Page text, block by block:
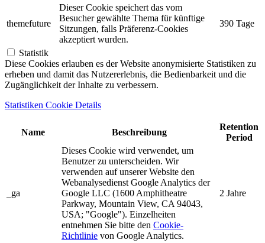
themefuture
Dieser Cookie speichert das vom
Besucher gewählte Thema für künftige
Sitzungen, falls Präferenz-Cookies
akzeptiert wurden.
390 Tage
Statistik
Diese Cookies erlauben es der Website anonymisierte Statistiken zu
erheben und damit das Nutzererlebnis, die Bedienbarkeit und die
Zugänglichkeit der Inhalte zu verbessern.
Statistiken Cookie Details
Name Beschreibung
Retention
Period
_ga
Dieses Cookie wird verwendet, um
Benutzer zu unterscheiden. Wir
verwenden auf unserer Website den
Webanalysedienst Google Analytics der
Google LLC (1600 Amphitheatre
Parkway, Mountain View, CA 94043,
USA; "Google"). Einzelheiten
entnehmen Sie bitte den Cookie-
Richtlinie von Google Analytics.
2 Jahre